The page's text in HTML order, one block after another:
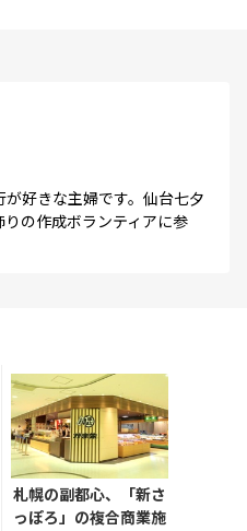
好きな主婦です。仙台七夕
の作成ボランティアに参
札幌の副都心、「新さ
っぽろ」の複合商業施